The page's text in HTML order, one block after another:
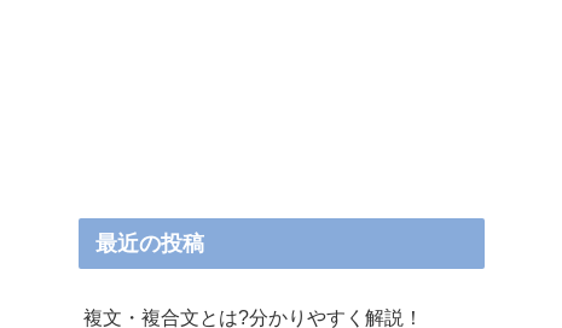
最近の投稿
複文・複合文とは?分かりやすく解説！